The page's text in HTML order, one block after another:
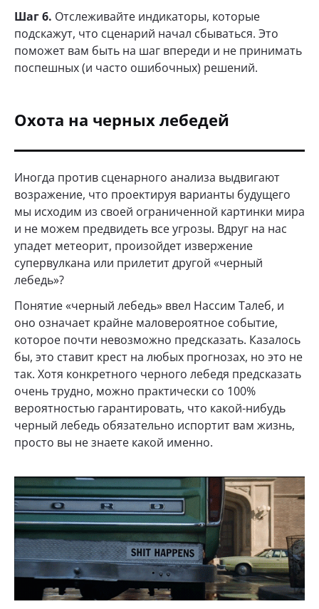
Шаг 6. Отслеживайте индикаторы, которые
подскажут, что сценарий начал сбываться. Это
поможет вам быть на шаг впереди и не принимать
поспешных (и часто ошибочных) решений.
Охота на черных лебедей
Иногда против сценарного анализа выдвигают
возражение, что проектируя варианты будущего
мы исходим из своей ограниченной картинки мира
и не можем предвидеть все угрозы. Вдруг на нас
упадет метеорит, произойдет извержение
супервулкана или прилетит другой «черный
лебедь»?
Понятие «черный лебедь» ввел Нассим Талеб, и
оно означает крайне маловероятное событие,
которое почти невозможно предсказать. Казалось
бы, это ставит крест на любых прогнозах, но это не
так. Хотя конкретного черного лебедя предсказать
очень трудно, можно практически со 100%
вероятностью гарантировать, что какой-нибудь
черный лебедь обязательно испортит вам жизнь,
просто вы не знаете какой именно.